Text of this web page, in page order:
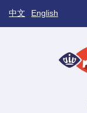
中文 English